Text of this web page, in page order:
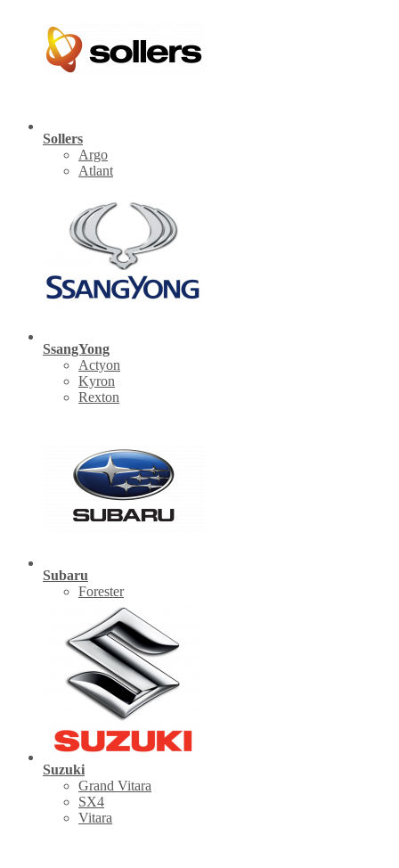
Sollers
Argo
Atlant
SsangYong
Actyon
Kyron
Rexton
Subaru
Forester
Suzuki
Grand Vitara
SX4
Vitara